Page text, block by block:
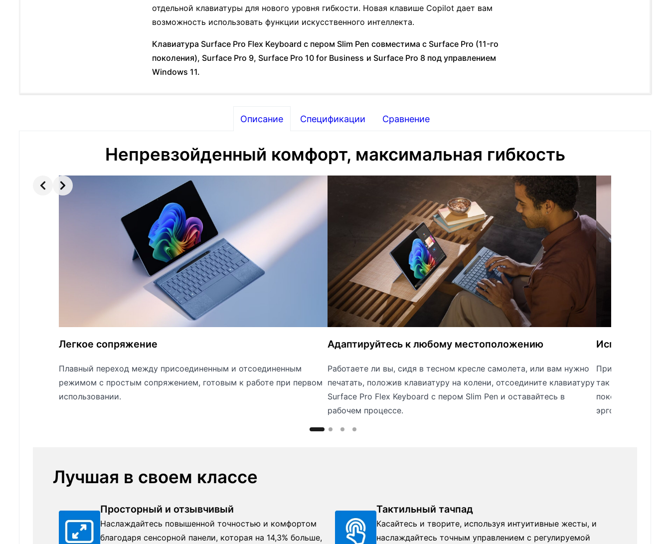
отдельной клавиатуры для нового уровня гибкости. Новая клавише Copilot дает вам
возможность использовать функции искусственного интеллекта.
Клавиатура Surface Pro Flex Keyboard с пером Slim Pen совместима с Surface Pro (11-го
поколения), Surface Pro 9, Surface Pro 10 for Business и Surface Pro 8 под управлением
Windows 11.
Описание Спецификации Сравнение
Непревзойденный комфорт, максимальная гибкость
Легкое сопряжение
Плавный переход между присоединенным и отсоединенным
режимом с простым сопряжением, готовым к работе при первом
использовании.
Адаптируйтесь к любому местоположению
Работаете ли вы, сидя в тесном кресле самолета, или вам нужно
печатать, положив клавиатуру на колени, отсоедините клавиатуру
Surface Pro Flex Keyboard с пером Slim Pen и оставайтесь в
рабочем процессе.
Используйте
Прикрепите эту
так же, как на
поколение) к
эргономичное
Лучшая в своем классе
Просторный и отзывчивый
Наслаждайтесь повышенной точностью и комфортом
благодаря сенсорной панели, которая на 14,3% больше,
Тактильный тачпад
Касайтесь и творите, используя интуитивные жесты, и
наслаждайтесь точным управлением с регулируемой